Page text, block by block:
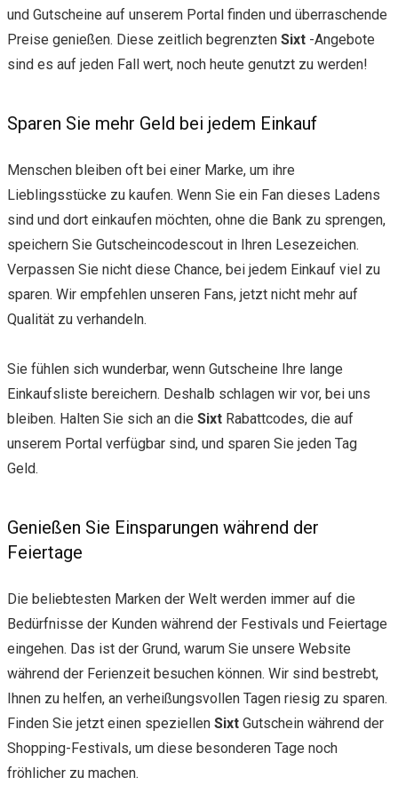
und Gutscheine auf unserem Portal finden und überraschende
Preise genießen. Diese zeitlich begrenzten Sixt -Angebote
sind es auf jeden Fall wert, noch heute genutzt zu werden!
Sparen Sie mehr Geld bei jedem Einkauf
Menschen bleiben oft bei einer Marke, um ihre
Lieblingsstücke zu kaufen. Wenn Sie ein Fan dieses Ladens
sind und dort einkaufen möchten, ohne die Bank zu sprengen,
speichern Sie Gutscheincodescout in Ihren Lesezeichen.
Verpassen Sie nicht diese Chance, bei jedem Einkauf viel zu
sparen. Wir empfehlen unseren Fans, jetzt nicht mehr auf
Qualität zu verhandeln.
Sie fühlen sich wunderbar, wenn Gutscheine Ihre lange
Einkaufsliste bereichern. Deshalb schlagen wir vor, bei uns
bleiben. Halten Sie sich an die Sixt Rabattcodes, die auf
unserem Portal verfügbar sind, und sparen Sie jeden Tag
Geld.
Genießen Sie Einsparungen während der
Feiertage
Die beliebtesten Marken der Welt werden immer auf die
Bedürfnisse der Kunden während der Festivals und Feiertage
eingehen. Das ist der Grund, warum Sie unsere Website
während der Ferienzeit besuchen können. Wir sind bestrebt,
Ihnen zu helfen, an verheißungsvollen Tagen riesig zu sparen.
Finden Sie jetzt einen speziellen Sixt Gutschein während der
Shopping-Festivals, um diese besonderen Tage noch
fröhlicher zu machen.